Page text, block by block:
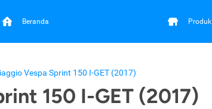
Beranda Produk
Vespa Sprint 150 I-GET (2017)
150 I-GET (2017)